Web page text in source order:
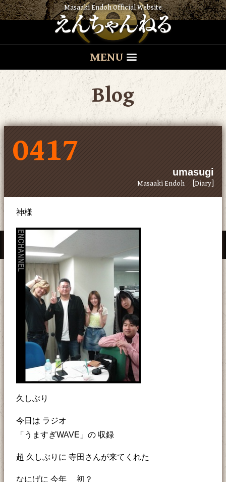
Masaaki Endoh Official Website
MENU
Blog
0417
umasugi
Masaaki Endoh [Diary]
神様
久しぶり
今日は ラジオ
「うますぎWAVE」の 収録
超 久しぶりに 寺田さんが来てくれた
なにげに 今年 初？